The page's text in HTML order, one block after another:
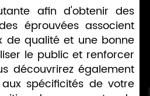
afin d'obtenir des
éprouvées associent
de qualité et une bonne
le public et renforcer
découvrirez également
spécificités de votre